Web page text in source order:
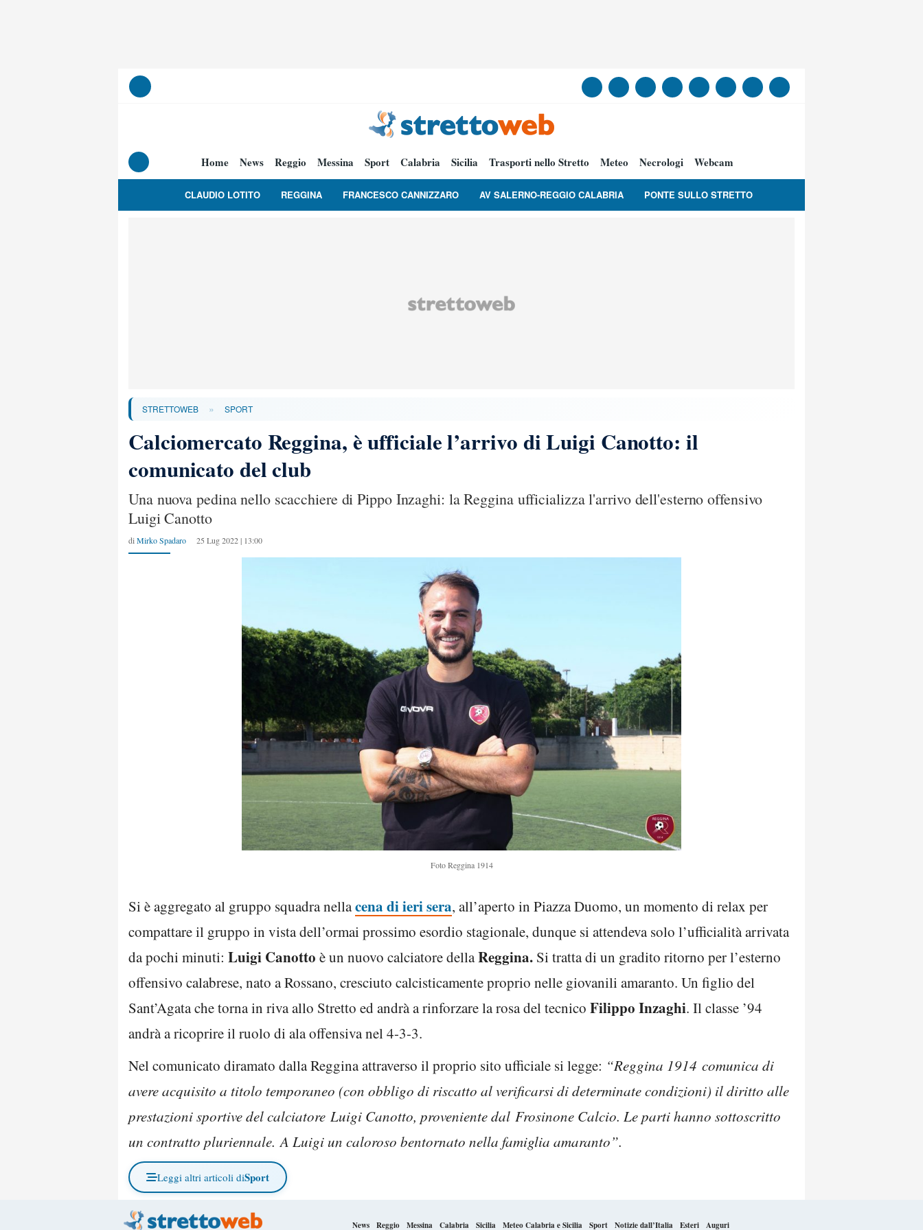
Home News Reggio Messina Sport Calabria Sicilia Trasporti nello Stretto Meteo Necrologi Webcam
CLAUDIO LOTITO REGGINA FRANCESCO CANNIZZARO AV SALERNO-REGGIO CALABRIA PONTE SULLO STRETTO
STRETTOWEB » SPORT
Calciomercato Reggina, è ufficiale l’arrivo di Luigi Canotto: il
comunicato del club
Una nuova pedina nello scacchiere di Pippo Inzaghi: la Reggina ufficializza l'arrivo dell'esterno offensivo
Luigi Canotto
di Mirko Spadaro 25 Lug 2022 | 13:00
Foto Reggina 1914
Si è aggregato al gruppo squadra nellacena di ieri sera, all’aperto in Piazza Duomo, un momento di relax per
compattare il gruppo in vista dell’ormai prossimo esordio stagionale, dunque si attendeva solo l’ufficialità arrivata
da pochi minuti: Luigi Canotto è un nuovo calciatore dellaReggina. Si tratta di un gradito ritorno per l’esterno
offensivo calabrese, nato a Rossano, cresciuto calcisticamente proprio nelle giovanili amaranto. Un figlio del
Sant’Agata che torna in riva allo Stretto ed andrà a rinforzare la rosa del tecnico Filippo Inzaghi. Il classe ’94
andrà a ricoprire il ruolo di ala offensiva nel 4-3-3.
Nel comunicato diramato dalla Reggina attraverso il proprio sito ufficiale si legge: “Reggina 1914 comunica di
avere acquisito a titolo temporaneo (con obbligo di riscatto al verificarsi di determinate condizioni) il diritto alle
prestazioni sportive del calciatore Luigi Canotto, proveniente dal Frosinone Calcio. Le parti hanno sottoscritto
un contratto pluriennale. A Luigi un caloroso bentornato nella famiglia amaranto”.
Leggi altri articoli diSport
News Reggio Messina Calabria Sicilia Meteo Calabria e Sicilia Sport Notizie dall’Italia Esteri Auguri